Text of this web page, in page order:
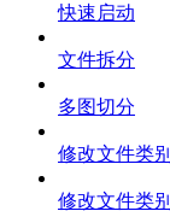
快速启动
文件拆分
多图切分
修改文件类
修改文件类